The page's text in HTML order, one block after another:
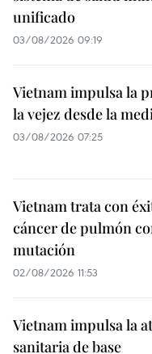
unificado
03/08/2026 09:19
Vietnam impulsa la
la vejez desde la
03/08/2026 07:25
Vietnam trata con
cáncer de pulmón
mutación
02/08/2026 11:53
Vietnam impulsa la
sanitaria de base